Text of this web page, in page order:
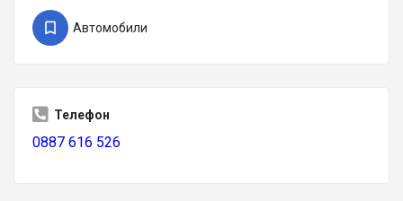
Автомобили
Телефон
0887 616 526